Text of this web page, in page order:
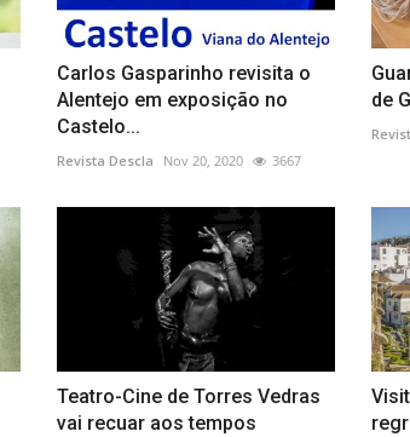
Carlos Gasparinho revisita o
Alentejo em exposição no
Castelo...
Revista Descla Nov 20, 2020 3667
de
Teatro-Cine de Torres Vedras
vai recuar aos tempos